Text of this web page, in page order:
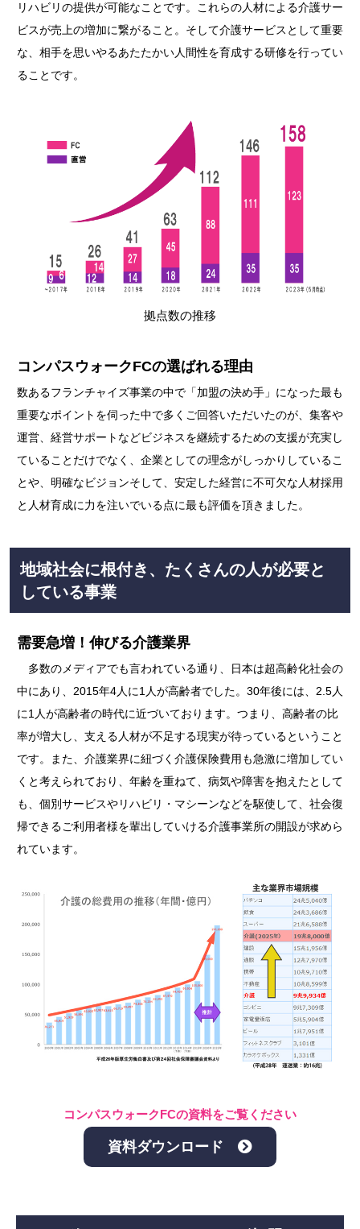
リハビリの提供が可能なことです。これらの人材による介護サー
ビスが売上の増加に繋がること。そして介護サービスとして重要
な、相手を思いやるあたたかい人間性を育成する研修を行ってい
ることです。
拠点数の推移
コンパスウォークFCの選ばれる理由
数あるフランチャイズ事業の中で「加盟の決め手」になった最も
重要なポイントを伺った中で多くご回答いただいたのが、集客や
運営、経営サポートなどビジネスを継続するための支援が充実し
ていることだけでなく、企業としての理念がしっかりしているこ
とや、明確なビジョンそして、安定した経営に不可欠な人材採用
と人材育成に力を注いでいる点に最も評価を頂きました。
地域社会に根付き、たくさんの人が必要と
している事業
需要急増！伸びる介護業界
多数のメディアでも言われている通り、日本は超高齢化社会の
中にあり、2015年4人に1人が高齢者でした。30年後には、2.5人
に1人が高齢者の時代に近づいております。つまり、高齢者の比
率が増大し、支える人材が不足する現実が待っているということ
です。また、介護業界に紐づく介護保険費用も急激に増加してい
くと考えられており、年齢を重ねて、病気や障害を抱えたとして
も、個別サービスやリハビリ・マシーンなどを駆使して、社会復
帰できるご利用者様を輩出していける介護事業所の開設が求めら
れています。
コンパスウォークFCの資料をご覧ください
資料ダウンロード